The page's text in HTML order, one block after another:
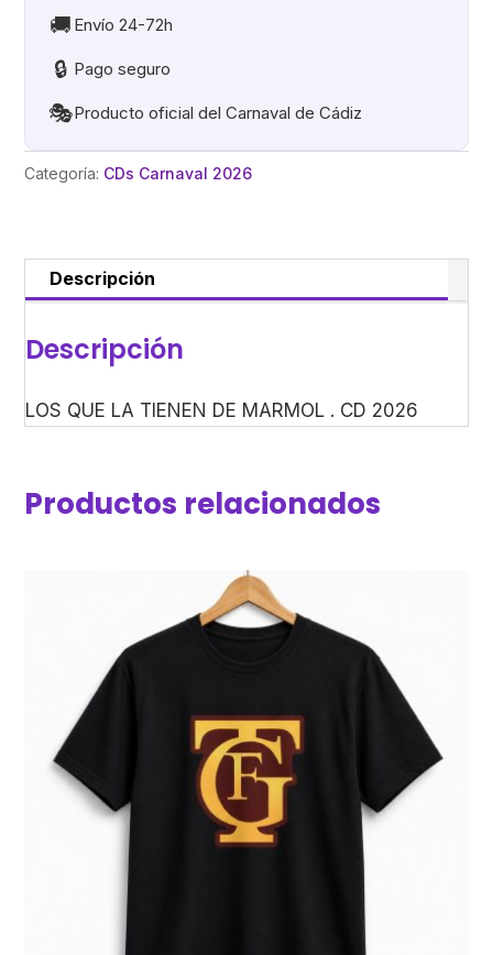
CD
cantidad
🚚 Envío 24-72h
🔒 Pago seguro
🎭Producto oficial del Carnaval de Cádiz
Categoría: CDs Carnaval 2026
Descripción
Descripción
LOS QUE LA TIENEN DE MARMOL . CD 2026
Productos relacionados